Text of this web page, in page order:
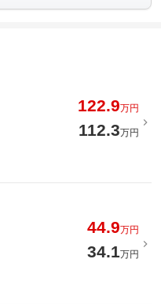
122.9万円
112.3万円
44.9万円
34.1万円